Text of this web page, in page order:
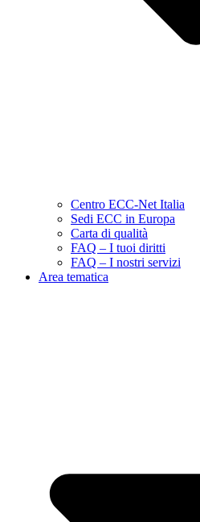
Centro ECC-Net Italia
Sedi ECC in Europa
Carta di qualità
FAQ – I tuoi diritti
FAQ – I nostri servizi
Area tematica